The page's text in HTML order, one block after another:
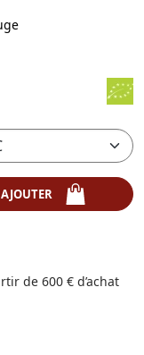
de 600 € d’achat